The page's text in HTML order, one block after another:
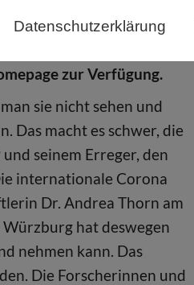
Datenschutzerklärung
für den 3D-Druck
zur Verfügung.
sie nicht sehen und
Das macht es schwer, die
seinem Erreger, den
internationale Corona
Dr. Andrea Thorn am
hat deswegen
nehmen kann. Das
Die Forscherinnen und